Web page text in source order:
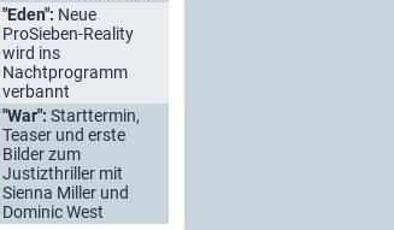
"Eden": Neue
ProSieben-Reality
wird ins
Nachtprogramm
verbannt
"War": Starttermin,
Teaser und erste
Bilder zum
Justizthriller mit
Sienna Miller und
Dominic West